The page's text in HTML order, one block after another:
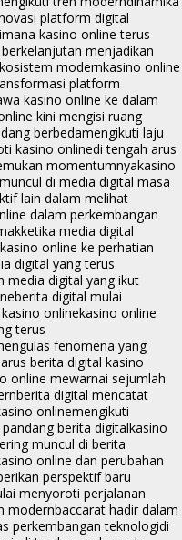
platform digital
kasino online terus
menjadikan
modernkasino online
platform
kasino online ke dalam
kini mengisi ruang
berbedamengikuti laju
kasino onlinedi tengah arus
momentumnyakasino
di media digital masa
lain dalam melihat
dalam perkembangan
ketika media digital
online ke perhatian
digital yang terus
media digital yang ikut
berita digital mulai
onlinekasino online
terus
fenomena yang
berita digital kasino
online mewarnai sejumlah
berita digital mencatat
onlinemengikuti
berita digitalkasino
muncul di berita
online dan perubahan
perspektif baru
menyoroti perjalanan
modernbaccarat hadir dalam
perkembangan teknologidi